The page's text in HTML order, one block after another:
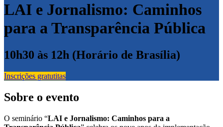
LAI e Jornalismo: Caminhos
para a Transparência Pública
10h30 às 12h (Horário de Brasília)
Inscrições gratutitas
Sobre o evento
O seminário “LAI e Jornalismo: Caminhos para a